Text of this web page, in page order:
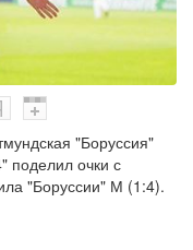
"Боруссия"
поделил очки с
"Боруссии" М (1:4).